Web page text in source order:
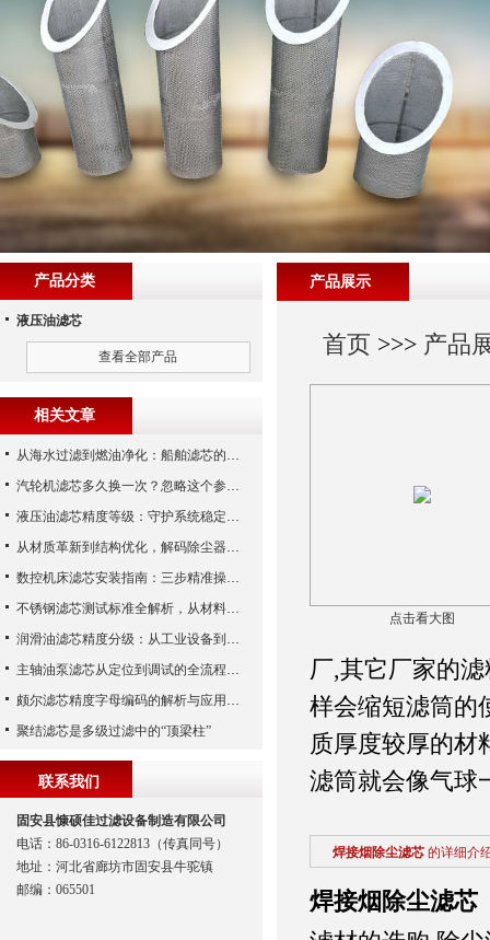
产品展示
首页 >>> 产品
点击看大图
厂,其它厂家的
样会缩短滤筒的
质厚度较厚的材
滤筒就会像气球
焊接烟除尘滤芯 的详细介
焊接烟除尘滤芯
产品分类
液压油滤芯
查看全部产品
相关文章
从海水过滤到燃油净化：船舶滤芯的多场景应用解析
汽轮机滤芯多久换一次？忽略这个参数，机组非停损失可能上百万！
液压油滤芯精度等级：守护系统稳定与寿命的“微米标尺”
从材质革新到结构优化，解码除尘器滤芯性能跃升的核心逻辑
数控机床滤芯安装指南：三步精准操作，杜绝设备“亚健康”
不锈钢滤芯测试标准全解析，从材料性能到应用场景的严苛验证
润滑油滤芯精度分级：从工业设备到精密系统的过滤密码
主轴油泵滤芯从定位到调试的全流程解析
颇尔滤芯精度字母编码的解析与应用指南
聚结滤芯是多级过滤中的“顶梁柱”
联系我们
固安县慷硕佳过滤设备制造有限公司
电话：86-0316-6122813（传真同号）
地址：河北省廊坊市固安县牛驼镇
邮编：065501